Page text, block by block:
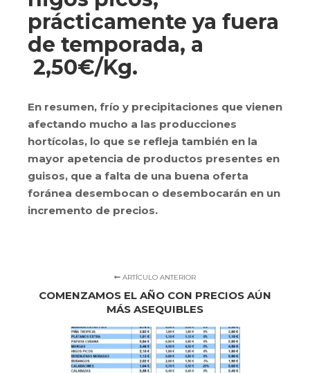
prácticamente ya fuera
de temporada, a
2,50€/Kg.
En resumen, frío y precipitaciones que vienen
afectando mucho a las producciones
hortícolas, lo que se refleja también en la
mayor apetencia de productos presentes en
guisos, que a falta de una buena oferta
foránea desembocan o desembocarán en un
incremento de precios.
ARTÍCULO ANTERIOR
COMENZAMOS EL AÑO CON PRECIOS AÚN
MÁS ASEQUIBLES